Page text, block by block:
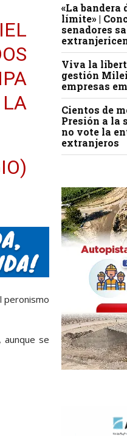
peronismo
aunque se
«La bandera
límite» |
senadores
Viva la
gestión
empresas
Cientos de
Presión a la
no vote la
extranjeros